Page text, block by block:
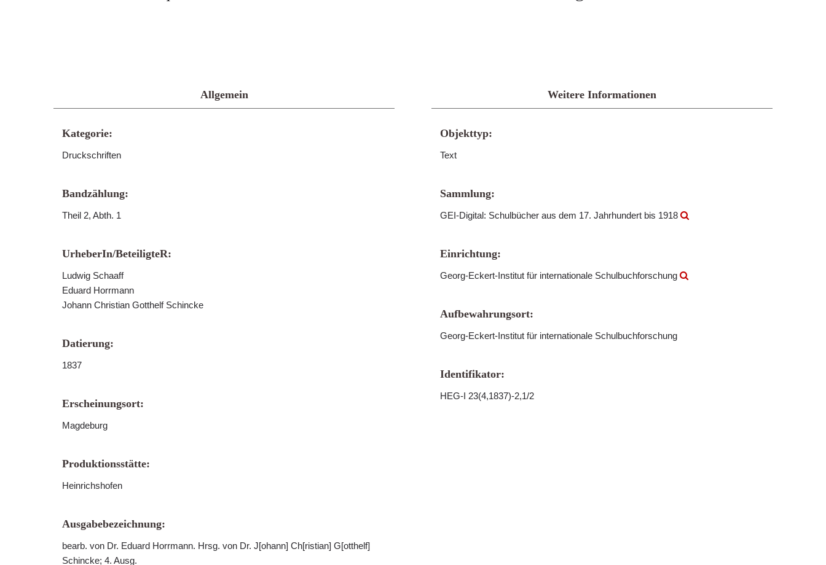
Allgemein
Kategorie:
Druckschriften
Bandzählung:
Theil 2, Abth. 1
UrheberIn/BeteiligteR:
Ludwig Schaaff
Eduard Horrmann
Johann Christian Gotthelf Schincke
Datierung:
1837
Erscheinungsort:
Magdeburg
Produktionsstätte:
Heinrichshofen
Ausgabebezeichnung:
bearb. von Dr. Eduard Horrmann. Hrsg. von Dr. J[ohann] Ch[ristian] G[otthelf]
Schincke; 4. Ausg.
Weitere Informationen
Objekttyp:
Text
Sammlung:
GEI-Digital: Schulbücher aus dem 17. Jahrhundert bis 1918
Einrichtung:
Georg-Eckert-Institut für internationale Schulbuchforschung
Aufbewahrungsort:
Georg-Eckert-Institut für internationale Schulbuchforschung
Identifikator:
HEG-I 23(4,1837)-2,1/2